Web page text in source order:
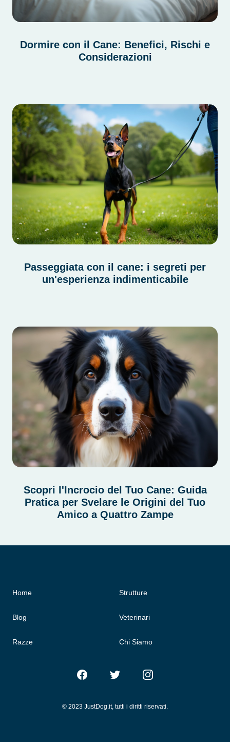
Dormire con il Cane: Benefici, Rischi e
Considerazioni
Passeggiata con il cane: i segreti per
un'esperienza indimenticabile
Scopri l'Incrocio del Tuo Cane: Guida
Pratica per Svelare le Origini del Tuo
Amico a Quattro Zampe
Home
Blog
Razze
Strutture
Veterinari
Chi Siamo
FacebookTwitter Instagram
© 2023 JustDog.it, tutti i diritti riservati.